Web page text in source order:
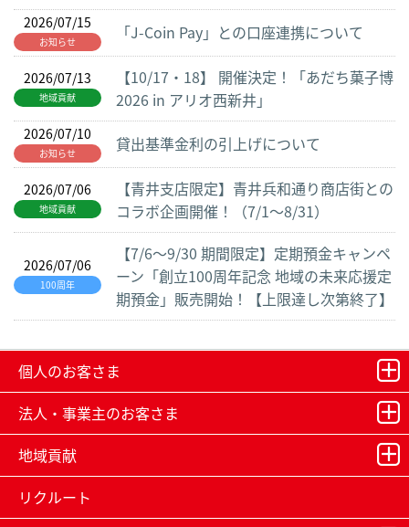
2026/07/15
お知らせ 「J-Coin Pay」との口座連携について
2026/07/13
地域貢献
【10/17・18】 開催決定！「あだち菓子博
2026 in アリオ西新井」
2026/07/10
お知らせ 貸出基準金利の引上げについて
2026/07/06
地域貢献
【青井支店限定】青井兵和通り商店街との
コラボ企画開催！（7/1～8/31）
2026/07/06
100周年
【7/6～9/30 期間限定】定期預金キャンペ
ーン「創立100周年記念 地域の未来応援定
期預金」販売開始！【上限達し次第終了】
個人のお客さま
法人・事業主のお客さま
地域貢献
リクルート